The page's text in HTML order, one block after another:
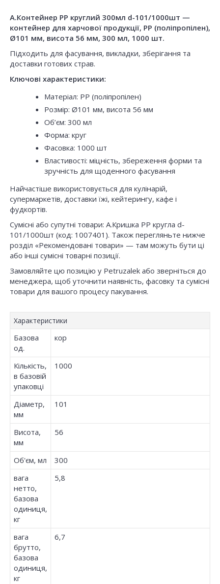
A.Контейнер PP круглий 300мл d-101/1000шт —
контейнер для харчової продукції, PP (поліпропілен),
Ø101 мм, висота 56 мм, 300 мл, 1000 шт.
Підходить для фасування, викладки, зберігання та
доставки готових страв.
Ключові характеристики:
Матеріал: PP (поліпропілен)
Розмір: Ø101 мм, висота 56 мм
Об’єм: 300 мл
Форма: круг
Фасовка: 1000 шт
Властивості: міцність, збереження форми та
зручність для щоденного фасування
Найчастіше використовується для кулінарій,
супермаркетів, доставки їжі, кейтерингу, кафе і
фудкортів.
Сумісні або супутні товари: А.Кришка РР кругла d-
101/1000шт (код: 1007401). Також перегляньте нижче
розділ «Рекомендовані товари» — там можуть бути ці
або інші сумісні товарні позиції.
Замовляйте цю позицію у Petruzalek або зверніться до
менеджера, щоб уточнити наявність, фасовку та сумісні
товари для вашого процесу пакування.
Характеристики
Базова
од.
кор
Кількість,
в базовій
упаковці
1000
Діаметр,
мм
101
Висота,
мм
56
Об'єм, мл
300
вага
нетто,
базова
одиниця,
кг
5,8
вага
брутто,
базова
одиниця,
кг
6,7